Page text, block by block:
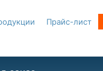
Прайс-лист